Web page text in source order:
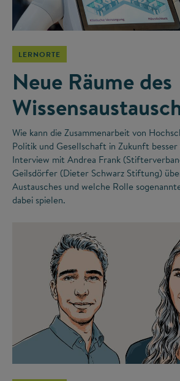
LERNORTE
Neue Räume des
Wie kann die Zusammenarbeit von
Politik und Gesellschaft in Zukunft besser
Interview mit Andrea Frank
Geilsdörfer (Dieter Schwarz Stiftung)
Austausches und welche Rolle
dabei spielen.